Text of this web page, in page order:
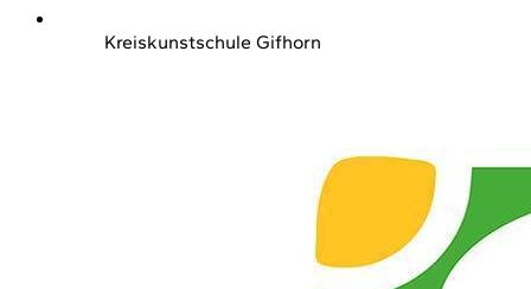
Kreiskunstschule Gifhorn